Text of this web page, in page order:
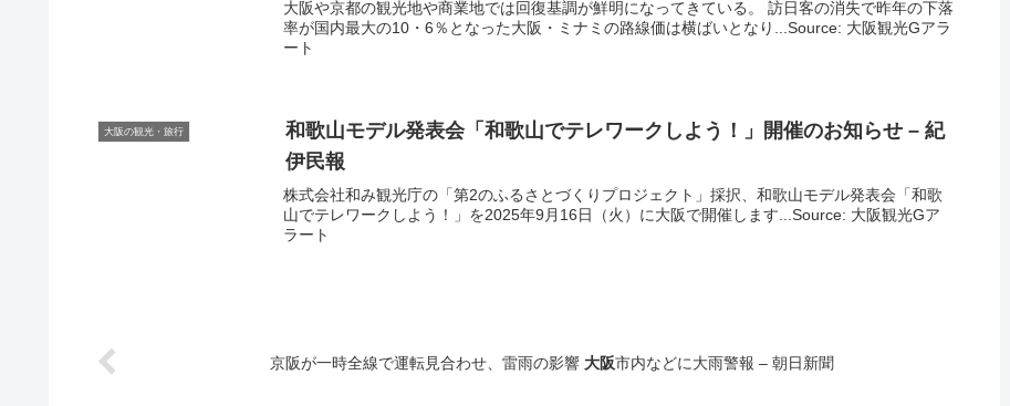
大阪や京都の観光地や商業地では回復基調が鮮明になってきている。 訪日客の消失で昨年の下落
率が国内最大の10・6％となった大阪・ミナミの路線価は横ばいとなり...Source: 大阪観光Gアラ
ート
大阪の観光・旅行
和歌山モデル発表会「和歌山でテレワークしよう！」開催のお知らせ – 紀
伊民報
株式会社和み観光庁の「第2のふるさとづくりプロジェクト」採択、和歌山モデル発表会「和歌
山でテレワークしよう！」を2025年9月16日（火）に大阪で開催します...Source: 大阪観光Gア
ラート
京阪が一時全線で運転見合わせ、雷雨の影響 大阪市内などに大雨警報 – 朝日新聞